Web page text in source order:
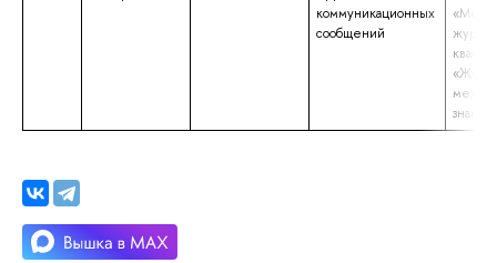
коммуникационных
сообщений